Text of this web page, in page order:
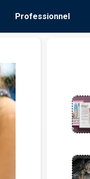
Professionnel